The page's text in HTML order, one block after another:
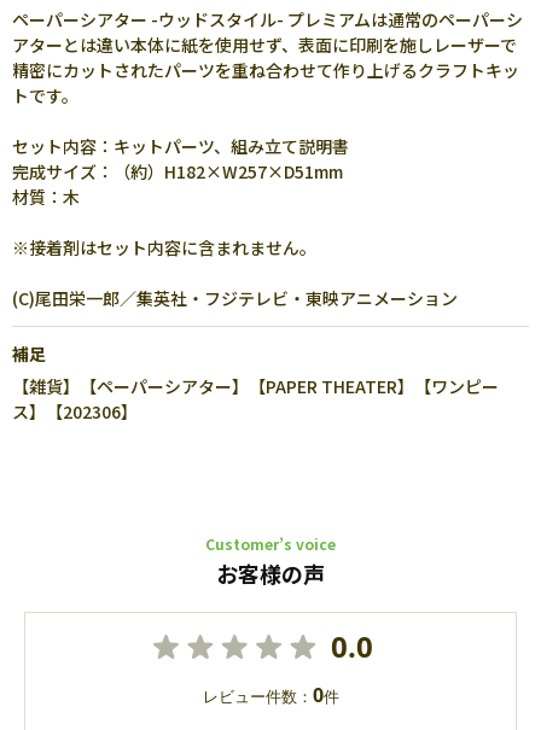
ペーパーシアター -ウッドスタイル- プレミアムは通常のペーパーシ
アターとは違い本体に紙を使用せず、表面に印刷を施しレーザーで
精密にカットされたパーツを重ね合わせて作り上げるクラフトキッ
トです。
セット内容：キットパーツ、組み立て説明書
完成サイズ：（約）H182×W257×D51mm
材質：木
※接着剤はセット内容に含まれません。
(C)尾田栄一郎／集英社・フジテレビ・東映アニメーション
補足
【雑貨】【ペーパーシアター】【PAPER THEATER】【ワンピー
ス】【202306】
Customer’s voice
お客様の声
0.0
レビュー件数： 0件